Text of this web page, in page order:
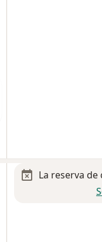
La reserva